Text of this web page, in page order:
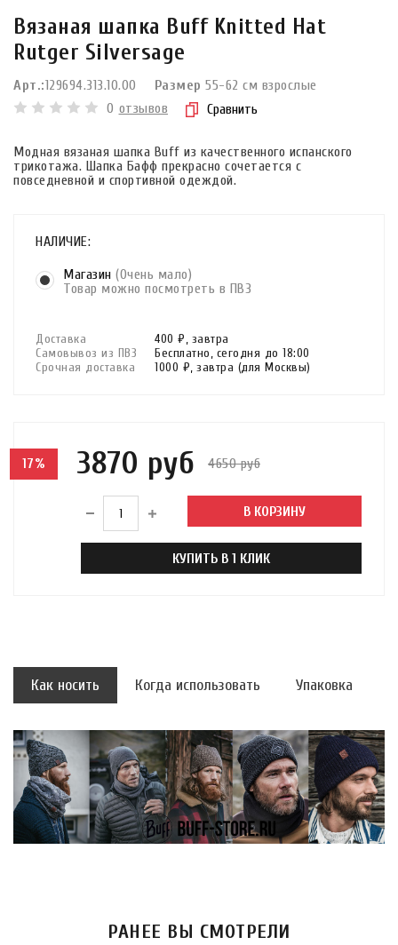
Вязаная шапка Buff Knitted Hat
Rutger Silversage
Арт.:129694.313.10.00 Размер 55-62 см взрослые
0 отзывов Сравнить
Модная вязаная шапка Buff из качественного испанского
трикотажа. Шапка Бафф прекрасно сочетается с
повседневной и спортивной одеждой.
НАЛИЧИЕ:
Магазин (Очень мало)
Товар можно посмотреть в ПВЗ
Доставка 400 ₽, завтра
Самовывоз из ПВЗ
Бесплатно, сегодня до 18:00
Срочная доставка
1000 ₽, завтра (для Москвы)
17% 3870 руб 4650 руб
В КОРЗИНУ
КУПИТЬ В 1 КЛИК
Как носить Когда использовать Упаковка
РАНЕЕ ВЫ СМОТРЕЛИ